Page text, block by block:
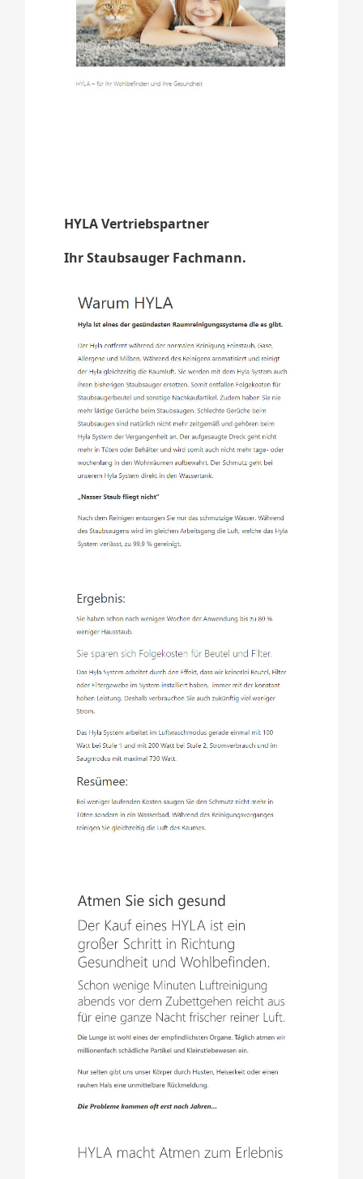
HYLA Vertriebspartner
Ihr Staubsauger Fachmann.